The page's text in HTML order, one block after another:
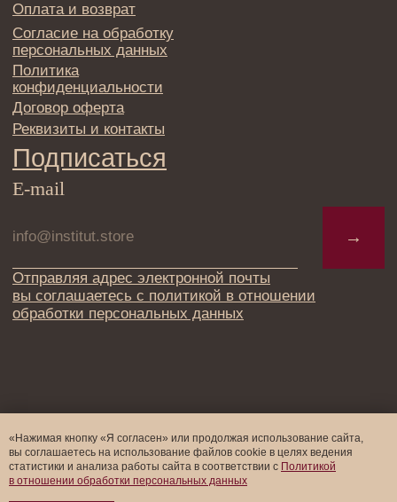
«Нажимая кнопку «Я согласен» или продолжая использование сайта,
вы соглашаетесь на использование файлов cookie в целях ведения
статистики и анализа работы cайта в соответствии с Политикой
в отношении обработки персональных данных